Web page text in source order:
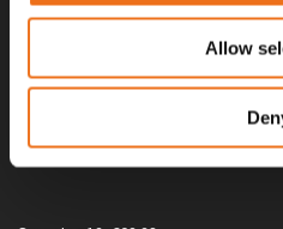
Allow
Alla priser på tillbehör och tillval
gäller inte vid köp av enskild